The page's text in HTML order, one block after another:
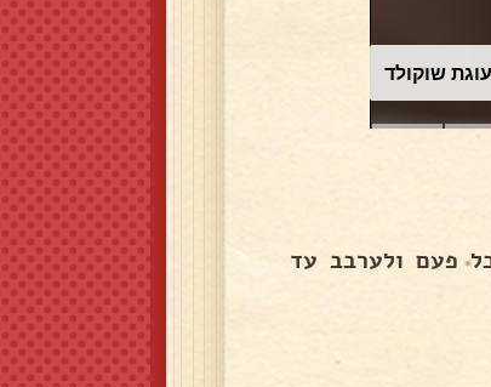
עוגת שוקולד
שוקולד וסוכרים על 30 שניות כל פעם ולערבב עד